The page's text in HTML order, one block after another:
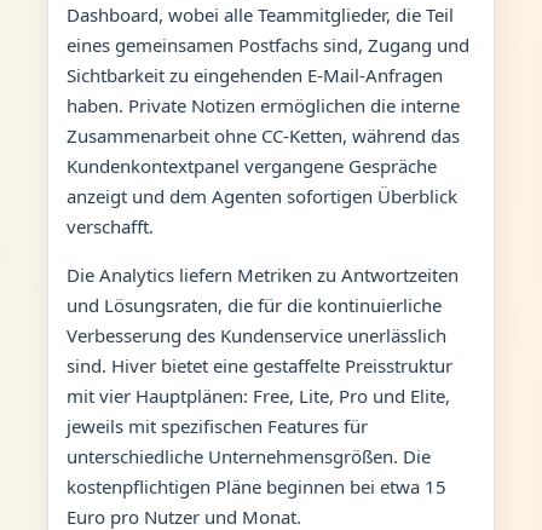
Dashboard, wobei alle Teammitglieder, die Teil
eines gemeinsamen Postfachs sind, Zugang und
Sichtbarkeit zu eingehenden E-Mail-Anfragen
haben. Private Notizen ermöglichen die interne
Zusammenarbeit ohne CC-Ketten, während das
Kundenkontextpanel vergangene Gespräche
anzeigt und dem Agenten sofortigen Überblick
verschafft.
Die Analytics liefern Metriken zu Antwortzeiten
und Lösungsraten, die für die kontinuierliche
Verbesserung des Kundenservice unerlässlich
sind. Hiver bietet eine gestaffelte Preisstruktur
mit vier Hauptplänen: Free, Lite, Pro und Elite,
jeweils mit spezifischen Features für
unterschiedliche Unternehmensgrößen. Die
kostenpflichtigen Pläne beginnen bei etwa 15
Euro pro Nutzer und Monat.